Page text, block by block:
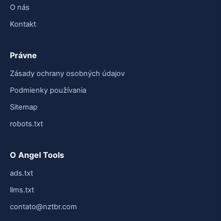
O nás
Kontakt
Právne
Zásady ochrany osobných údajov
Podmienky používania
Sitemap
robots.txt
O Angel Tools
ads.txt
llms.txt
contato@nztbr.com